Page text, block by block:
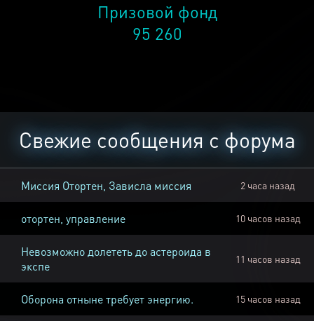
Призовой фонд
95 260
Свежие сообщения с форума
Миссия Отортен, Зависла миссия 2 часа назад
отортен, управление 10 часов назад
Невозможно долететь до астероида в
экспе
11 часов назад
Оборона отныне требует энергию. 15 часов назад